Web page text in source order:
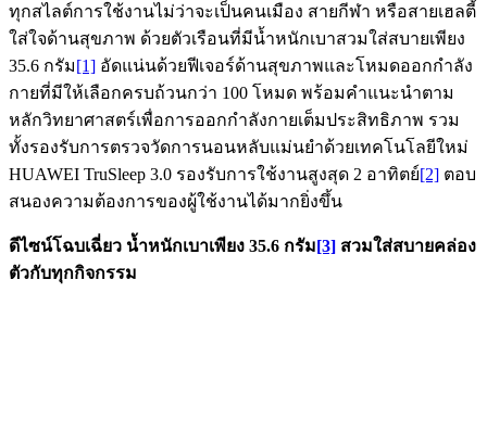
ทุกสไลต์การใช้งานไม่ว่าจะเป็นคนเมือง สายกีฬา หรือสายเฮลตี้
ใส่ใจด้านสุขภาพ ด้วยตัวเรือนที่มีนํ้าหนักเบาสวมใส่สบายเพียง
35.6 กรัม[1] อัดแน่นด้วยฟีเจอร์ด้านสุขภาพและโหมดออกกำลัง
กายที่มีให้เลือกครบถ้วนกว่า 100 โหมด พร้อมคำแนะนำตาม
หลักวิทยาศาสตร์เพื่อการออกกำลังกายเต็มประสิทธิภาพ รวม
ทั้งรองรับการตรวจวัดการนอนหลับแม่นยำด้วยเทคโนโลยีใหม่
HUAWEI TruSleep 3.0 รองรับการใช้งานสูงสุด 2 อาทิตย์[2] ตอบ
สนองความต้องการของผู้ใช้งานได้มากยิ่งขึ้น
ดีไซน์โฉบเฉี่ยว น้ำหนักเบาเพียง 35.6 กรัม[3] สวมใส่สบายคล่อง
ตัวกับทุกกิจกรรม